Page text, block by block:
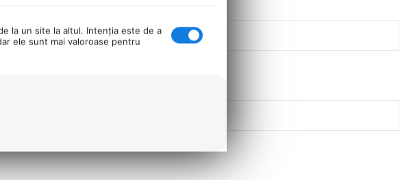
la un site la altul. Intenţia este de a
ele sunt mai valoroase pentru